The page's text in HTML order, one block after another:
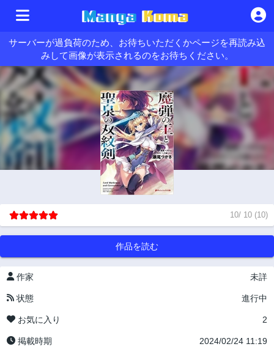
サーバーが過負荷のため、お待ちいただくかページを再読み込
みして画像が表示されるのをお待ちください。
10/ 10 (10)
作品を読む
作家 未詳
状態 進行中
お気に入り 2
掲載時期 2024/02/24 11:19